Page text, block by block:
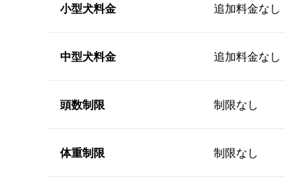
小型犬料金 追加料金なし
中型犬料金 追加料金なし
頭数制限 制限なし
体重制限 制限なし